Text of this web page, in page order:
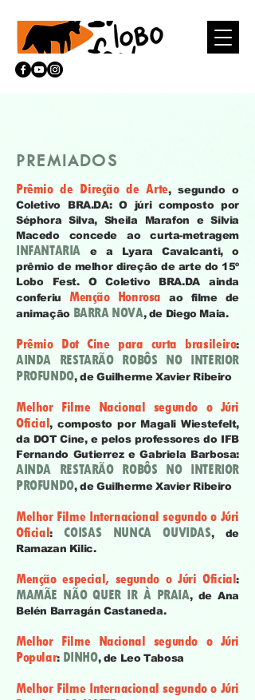
PREMIADOS
Prêmio de Direção de Arte, segundo o
Coletivo BRA.DA:O júri composto por
Séphora Silva, Sheila Marafon e Silvia
Macedo concede ao curta-metragem
INFANTARIA e a Lyara Cavalcanti, o
prêmio de melhor direção de arte do 15º
Lobo Fest. O Coletivo BRA.DA ainda
conferiu Menção Honrosa ao filme de
animação BARRA NOVA, de Diego Maia.
Prêmio Dot Cine para curta brasileiro:
AINDA RESTARÃO ROBÔS NO INTERIOR
PROFUNDO, de Guilherme Xavier Ribeiro
Melhor Filme Nacional segundo o Júri
Oficial, composto por Magali Wiestefelt,
da DOT Cine, e pelos professores do IFB
Fernando Gutierrez e Gabriela Barbosa:
AINDA RESTARÃO ROBÔS NO INTERIOR
PROFUNDO, de Guilherme Xavier Ribeiro
Melhor Filme Internacional segundo o Júri
Oficial:COISAS NUNCA OUVIDAS, de
Ramazan Kilic.
Menção especial, segundo o Júri Oficial:
MAMÃE NÃO QUER IR À PRAIA, deAna
Belén Barragán Castaneda.
Melhor Filme Nacional segundo o Júri
Popular: DINHO, de Leo Tabosa
Melhor Filme Internacional segundo o Júri